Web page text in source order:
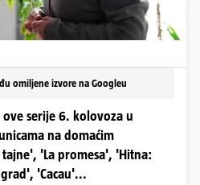
omiljene izvore na Googleu
ove serije 6. kolovoza u
na domaćim
'La promesa', 'Hitna:
'Cacau'...